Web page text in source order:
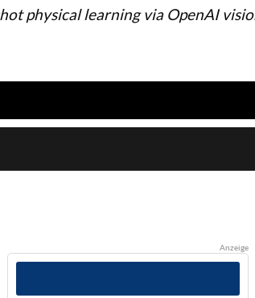
physical learning via OpenAI
Anzeige